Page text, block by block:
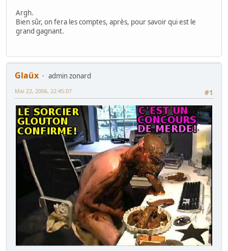
Argh.
Bien sûr, on fera les comptes, après, pour savoir qui est le
grand gagnant.
Glaüx
admin zonard
#1
Mai 22, 2006, 22:45:07